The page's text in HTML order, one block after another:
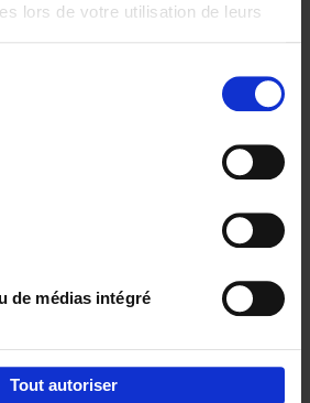
lors de votre utilisation de leurs
de médias intégré
Tout autoriser
Bonds = Building